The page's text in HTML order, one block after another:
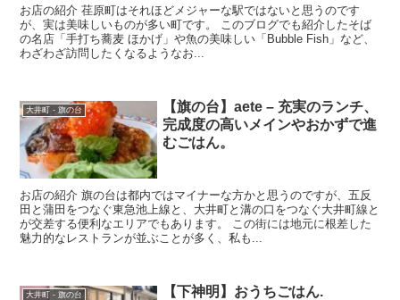
お店の紹介 荏原町はそれほどメジャーな駅ではないと思うのです
が、実は美味しいものが多い町です。 このブログでも紹介したそば
の名店「手打ち蕎麦 ほかげ」や魚の美味しい「Bubble Fish」など、
わざわざ訪問したくなるようなお...
大井町 - 旗の台
【旗の台】aete – 充実のランチ、
完成度の高いメインやおかずで進
むごはん。
お店の紹介 旗の台は都内ではマイナーな方かと思うのですが、五反
田と蒲田をつなぐ東急池上線と、大井町と溝の口をつなぐ大井町線と
が交差する便利なエリアでもあります。 この街には地元に根差した
魅力的なレストランが並ぶことが多く、私も...
大井町 - 旗の台
【下神明】おうちごはん.